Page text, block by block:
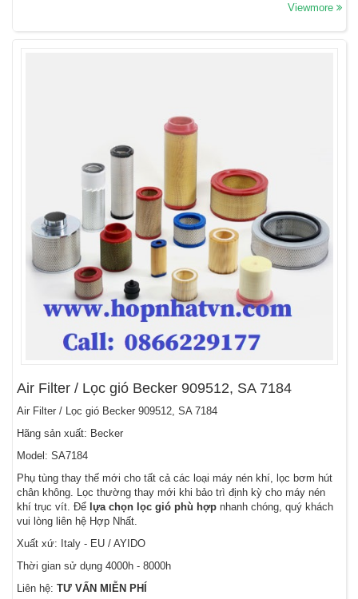
Viewmore
Air Filter / Lọc gió Becker 909512, SA 7184
Air Filter / Lọc gió Becker 909512, SA 7184
Hãng sản xuất: Becker
Model: SA7184
Phụ tùng thay thế mới cho tất cả các loại máy nén khí, lọc bơm hút
chân không. Lọc thường thay mới khi bảo trì định kỳ cho máy nén
khí trục vít. Để lựa chọn lọc gió phù hợp nhanh chóng, quý khách
vui lòng liên hệ Hợp Nhất.
Xuất xứ: Italy - EU / AYIDO
Thời gian sử dụng 4000h - 8000h
Liên hệ: TƯ VẤN MIỄN PHÍ